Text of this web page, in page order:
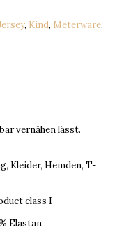
, Kind, Meterware,
vernähen lässt.
Kleider, Hemden, T-
class I
Elastan